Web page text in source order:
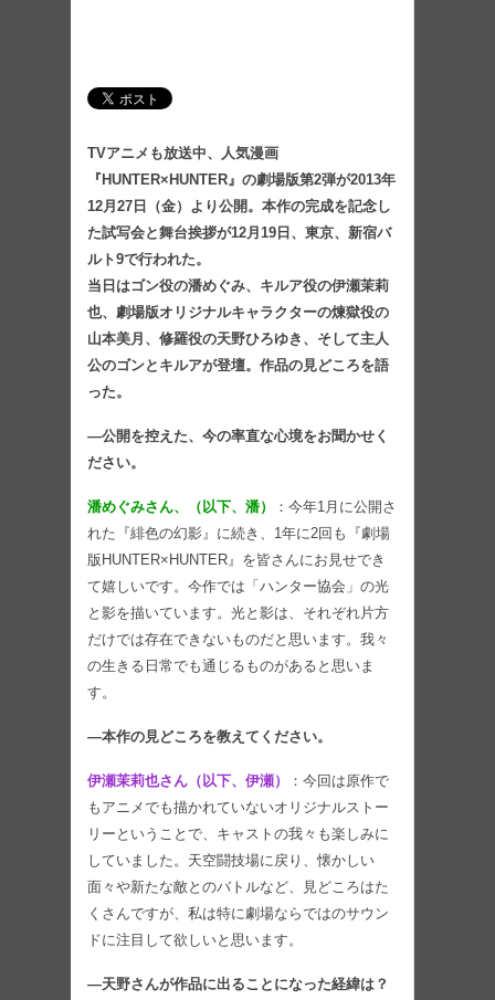
TVアニメも放送中、人気漫画
『HUNTER×HUNTER』の劇場版第2弾が2013年
12月27日（金）より公開。本作の完成を記念し
た試写会と舞台挨拶が12月19日、東京、新宿バ
ルト9で行われた。
当日はゴン役の潘めぐみ、キルア役の伊瀬茉莉
也、劇場版オリジナルキャラクターの煉獄役の
山本美月、修羅役の天野ひろゆき、そして主人
公のゴンとキルアが登壇。作品の見どころを語
った。
―公開を控えた、今の率直な心境をお聞かせく
ださい。
潘めぐみさん、（以下、潘）
：今年1月に公開さ
れた『緋色の幻影』に続き、1年に2回も『劇場
版HUNTER×HUNTER』を皆さんにお見せでき
て嬉しいです。今作では「ハンター協会」の光
と影を描いています。光と影は、それぞれ片方
だけでは存在できないものだと思います。我々
の生きる日常でも通じるものがあると思いま
す。
―本作の見どころを教えてください。
伊瀬茉莉也さん（以下、伊瀬）
：今回は原作で
もアニメでも描かれていないオリジナルストー
リーということで、キャストの我々も楽しみに
していました。天空闘技場に戻り、懐かしい
面々や新たな敵とのバトルなど、見どころはた
くさんですが、私は特に劇場ならではのサウン
ドに注目して欲しいと思います。
―天野さんが作品に出ることになった経緯は？